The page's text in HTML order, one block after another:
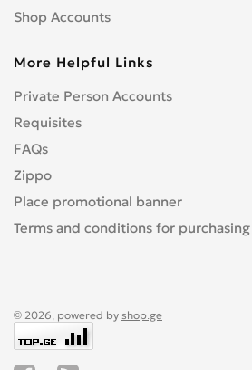
Shop Accounts
More Helpful Links
Private Person Accounts
Requisites
FAQs
Zippo
Place promotional banner
Terms and conditions for
© 2026, powered by shop.ge